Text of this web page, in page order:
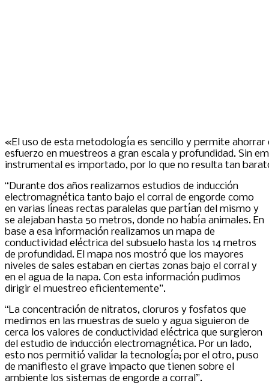
«El uso de esta metodología es sencillo y permite ahorrar
esfuerzo en muestreos a gran escala y profundidad. Sin
instrumental es importado, por lo que no resulta tan
“Durante dos años realizamos estudios de inducción
electromagnética tanto bajo el corral de engorde como
en varias líneas rectas paralelas que partían del mismo y
se alejaban hasta 50 metros, donde no había animales. En
base a esa información realizamos un mapa de
conductividad eléctrica del subsuelo hasta los 14 metros
de profundidad. El mapa nos mostró que los mayores
niveles de sales estaban en ciertas zonas bajo el corral y
en el agua de la napa. Con esta información pudimos
dirigir el muestreo eficientemente”.
“La concentración de nitratos, cloruros y fosfatos que
medimos en las muestras de suelo y agua siguieron de
cerca los valores de conductividad eléctrica que surgieron
del estudio de inducción electromagnética. Por un lado,
esto nos permitió validar la tecnología; por el otro, puso
de manifiesto el grave impacto que tienen sobre el
ambiente los sistemas de engorde a corral”.